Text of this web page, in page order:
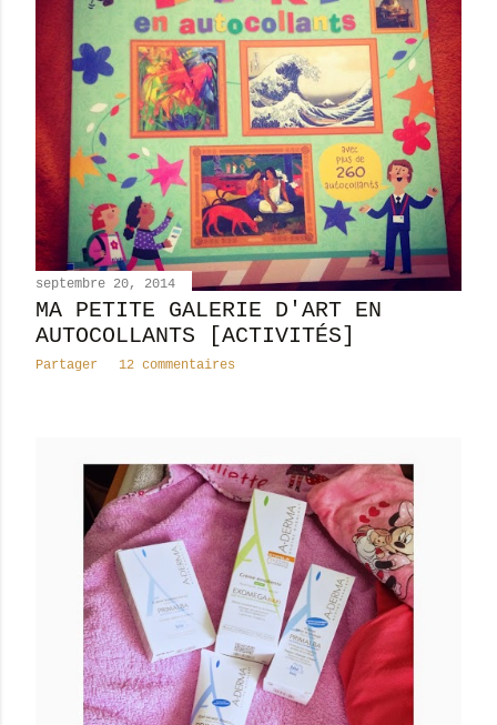
septembre 20, 2014
MA PETITE GALERIE D'ART EN
AUTOCOLLANTS [ACTIVITÉS]
Partager 12 commentaires